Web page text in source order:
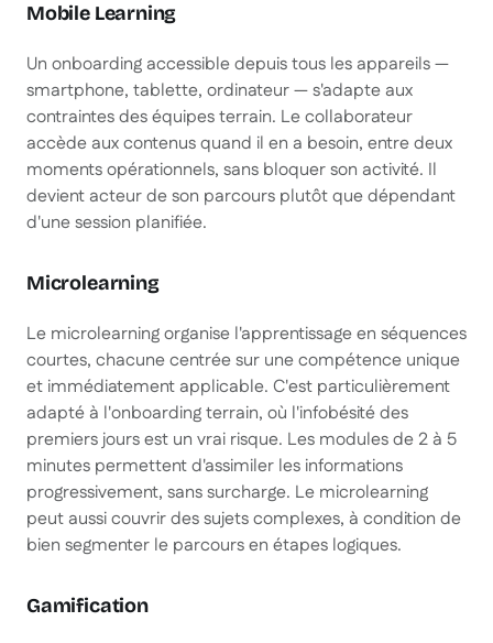
Mobile Learning
Un onboarding accessible depuis tous les appareils —
smartphone, tablette, ordinateur — s'adapte aux
contraintes des équipes terrain. Le collaborateur
accède aux contenus quand il en a besoin, entre deux
moments opérationnels, sans bloquer son activité. Il
devient acteur de son parcours plutôt que dépendant
d'une session planifiée.
Microlearning
Le microlearning organise l'apprentissage en séquences
courtes, chacune centrée sur une compétence unique
et immédiatement applicable. C'est particulièrement
adapté à l'onboarding terrain, où l'infobésité des
premiers jours est un vrai risque. Les modules de 2 à 5
minutes permettent d'assimiler les informations
progressivement, sans surcharge. Le microlearning
peut aussi couvrir des sujets complexes, à condition de
bien segmenter le parcours en étapes logiques.
Gamification